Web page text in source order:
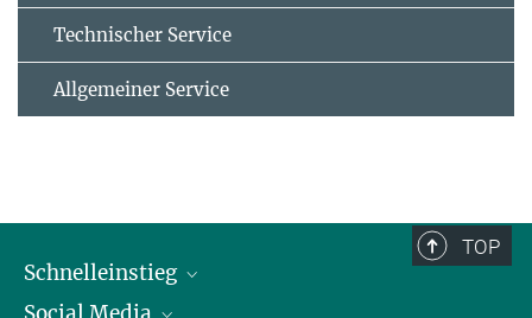
Technischer Service
Allgemeiner Service
TOP
Schnelleinstieg